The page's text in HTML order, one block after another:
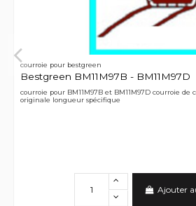
courroie pour bestgreen
Bestgreen BM11M97B - BM11M97D
courroie pour BM11M97B et BM11M97D courroie
originale longueur spécifique
Ajouter